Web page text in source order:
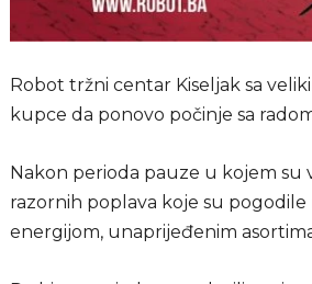
Robot tržni centar Kiseljak sa
kupce da ponovo počinje sa
Nakon perioda pauze u kojem su
razornih poplava koje su
energijom, unaprijeđenim